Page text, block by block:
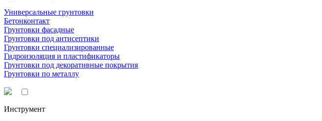
Универсальные грунтовки
Бетонконтакт
Грунтовки фасадные
Грунтовки под антисептики
Грунтовки специализированные
Гидроизоляция и пластификаторы
Грунтовки под декоративные покрытия
Грунтовки по металлу
Инструмент